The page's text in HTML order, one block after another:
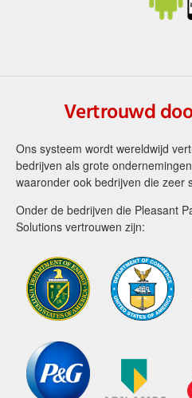
Vertrouwd
Ons systeem wordt wereldwijd
bedrijven als grote
waaronder ook bedrijven die zeer
Onder de bedrijven die Pleasant
Solutions vertrouwen zijn: